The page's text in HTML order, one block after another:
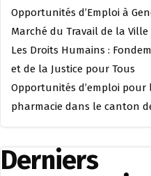
Opportunités d’Emploi à
Marché du Travail de la
Les Droits Humains :
et de la Justice pour Tous
Opportunités d’emploi pour
pharmacie dans le canton
Derniers